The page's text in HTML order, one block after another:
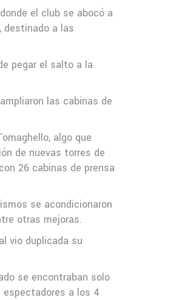
el club se abocó a
destinado a las
pegar el salto a la
las cabinas de
algo que
de nuevas torres de
26 cabinas de prensa
se acondicionaron
otras mejoras.
vio duplicada su
se encontraban solo
espectadores a los 4